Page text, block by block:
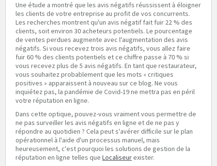
Une étude a montré que les avis négatifs réussissent à éloigner
les clients de votre entreprise au profit de vos concurrents.
Les recherches montrent qu'un avis négatif fait fuir 22 % des
clients, soit environ 30 acheteurs potentiels. Le pourcentage
de ventes perdues augmente avec l'augmentation des avis
négatifs. Si vous recevez trois avis négatifs, vous allez faire
fuir 60 % des clients potentiels et ce chiffre passe à 70 % si
vous recevez plus de 5 avis négatifs. En tant que restaurateur,
vous souhaitez probablement que les mots « critiques
positives » apparaissent à nouveau sur ce blog. Ne vous
inquiétez pas, la pandémie de Covid-19 ne mettra pas en péril
votre réputation en ligne.
Dans cette optique, pouvez-vous vraiment vous permettre de
ne pas surveiller les avis négatifs en ligne et de ne pas y
répondre au quotidien ? Cela peut s'avérer difficile sur le plan
opérationnel à l'aide d'un processus manuel, mais
heureusement, c'est pourquoi les solutions de gestion de la
réputation en ligne telles queLocaliseurexister.